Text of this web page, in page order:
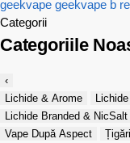
geekvape geekvape b
Categorii
Categoriile
‹
Lichide & Arome
Lichide Branded & NicSalt
Vape După Aspect